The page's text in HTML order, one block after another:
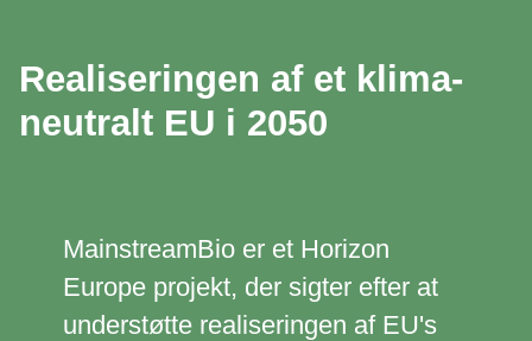
Realiseringen af et klima-
neutralt EU i 2050
MainstreamBio er et Horizon
Europe projekt, der sigter efter at
understøtte realiseringen af EU's